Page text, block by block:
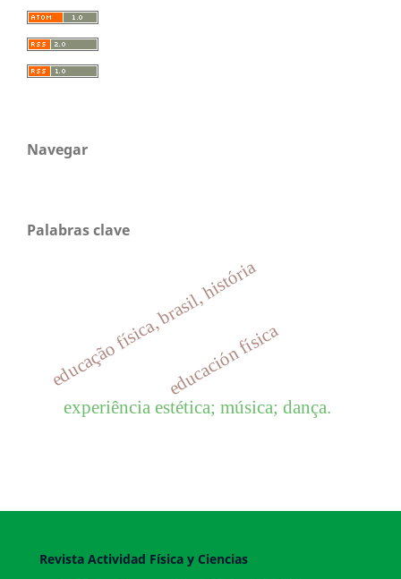
Navegar
Palabras clave
educación física
educação física, brasil, história
experiência estética; música; dança.
Revista Actividad Física y Ciencias